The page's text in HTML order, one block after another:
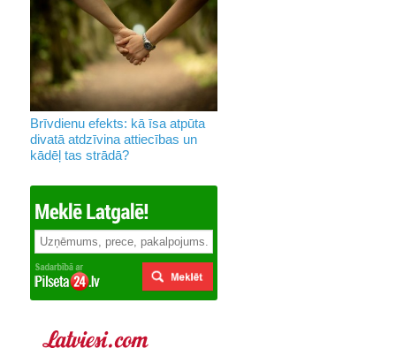
Brīvdienu efekts: kā īsa atpūta
divatā atdzīvina attiecības un
kādēļ tas strādā?